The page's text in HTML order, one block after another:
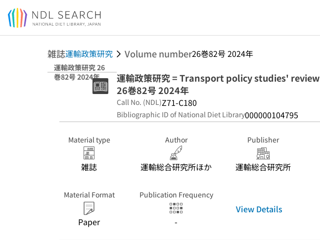
Jump to main content
雑誌運輸政策研究 Volume number26巻82号 2024年
運輸政策研究 26
巻82号 2024年
運輸政策研究 = Transport policy studies' review
26巻82号 2024年
Call No. (NDL)Z71-C180
Bibliographic ID of National Diet Library000000104795
Material type
雑誌
Author
運輸総合研究所ほか
Publisher
運輸総合研究所
Material Format
Paper
Publication Frequency
-
View Details